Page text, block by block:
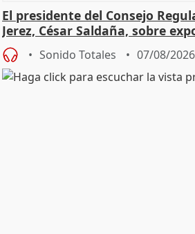
El presidente del Consejo
Jerez, César Saldaña, sobre
Sonido Totales 07/08/2026